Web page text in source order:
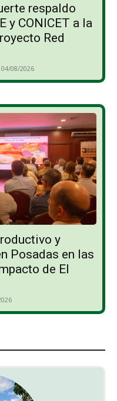
respaldo
y CONICET a la
Red
04/08/2026
y
Posadas en las
de El